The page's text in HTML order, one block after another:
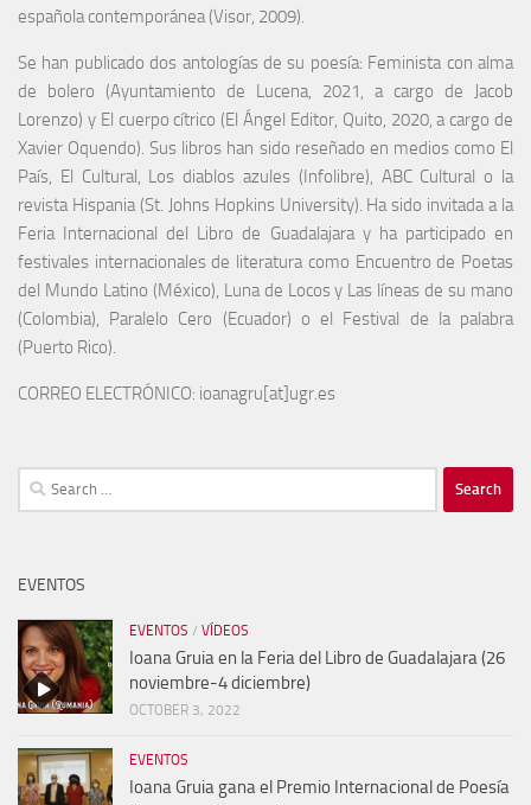
española contemporánea (Visor, 2009).
Se han publicado dos antologías de su poesía: Feminista con alma
de bolero (Ayuntamiento de Lucena, 2021, a cargo de Jacob
Lorenzo) y El cuerpo cítrico (El Ángel Editor, Quito, 2020, a cargo de
Xavier Oquendo). Sus libros han sido reseñado en medios como El
País, El Cultural, Los diablos azules (Infolibre), ABC Cultural o la
revista Hispania (St. Johns Hopkins University). Ha sido invitada a la
Feria Internacional del Libro de Guadalajara y ha participado en
festivales internacionales de literatura como Encuentro de Poetas
del Mundo Latino (México), Luna de Locos y Las líneas de su mano
(Colombia), Paralelo Cero (Ecuador) o el Festival de la palabra
(Puerto Rico).
CORREO ELECTRÓNICO: ioanagru[at]ugr.es
Search
for:
EVENTOS
EVENTOS / VÍDEOS
Ioana Gruia en la Feria del Libro de Guadalajara (26
noviembre-4 diciembre)
OCTOBER 3, 2022
EVENTOS
Ioana Gruia gana el Premio Internacional de Poesía